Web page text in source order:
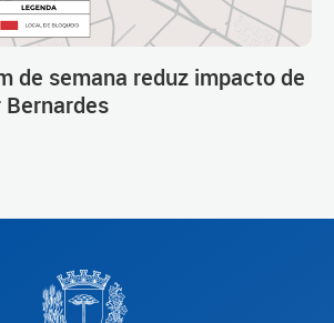
de semana reduz impacto de